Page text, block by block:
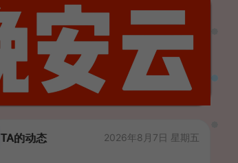
TA的动态 2026年8月7日 星期五